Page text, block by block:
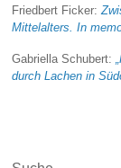
Friedbert Ficker:
Mittelalters. In
Gabriella Schubert:
durch Lachen in